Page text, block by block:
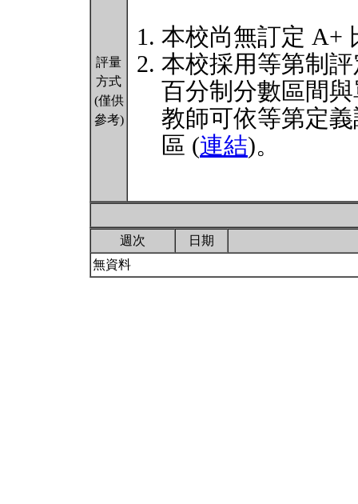
評量
方式
(僅供
參考)
本校尚無訂定 A+
本校採用等第制
百分制分數區間
教師可依等第定
區 (連結)。
週次
日期
無資料